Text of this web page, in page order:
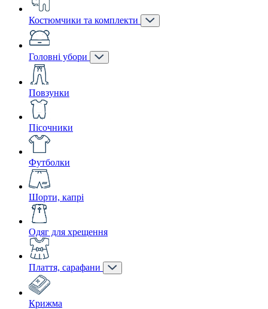
Костюмчики та комплекти
Головні убори
Повзунки
Пісочники
Футболки
Шорти, капрі
Одяг для хрещення
Плаття, сарафани
Крижма